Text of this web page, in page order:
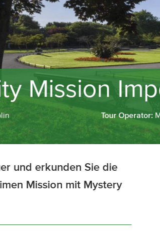
Mission
Tour Operator:
und erkunden Sie die
Mission mit Mystery